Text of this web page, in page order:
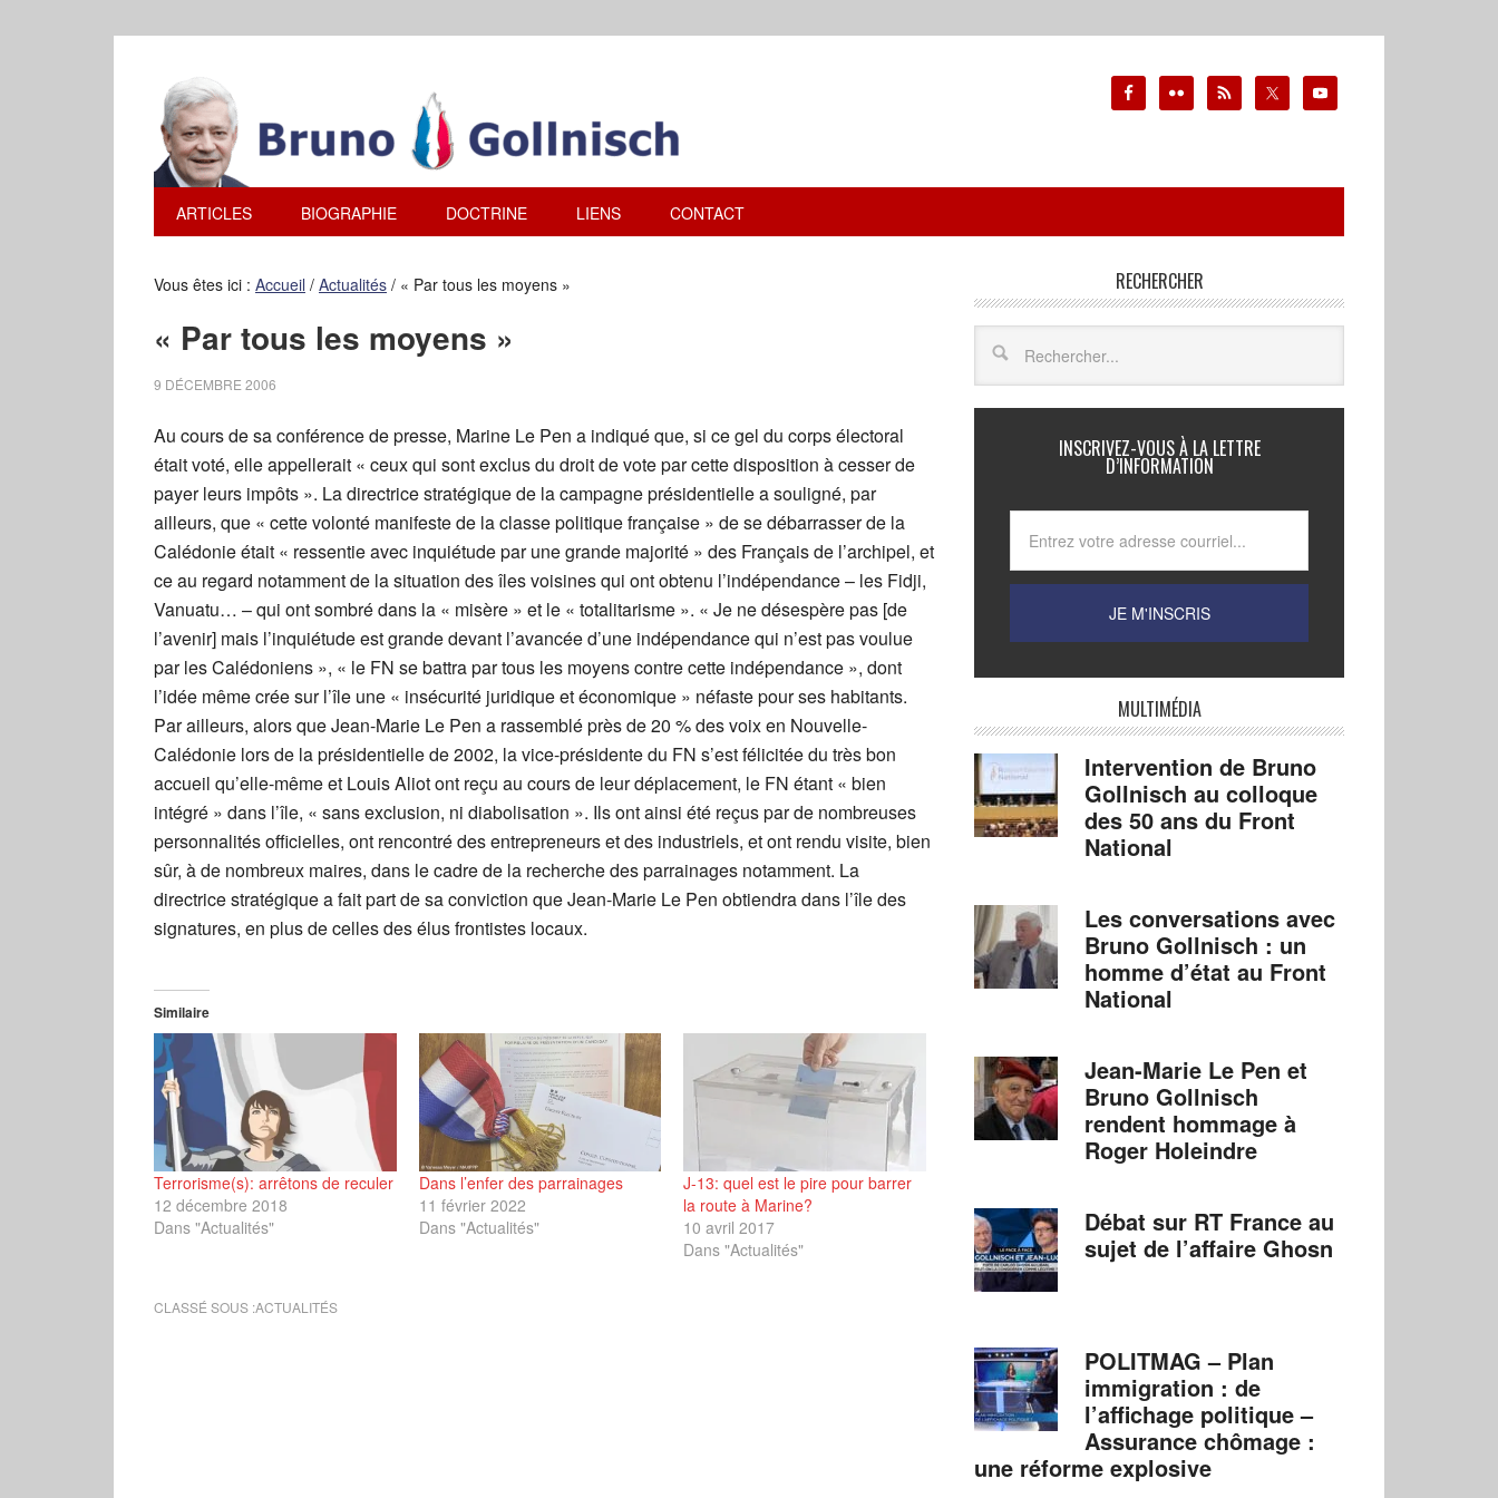
ARTICLES BIOGRAPHIE DOCTRINE LIENS CONTACT
Vous êtes ici : Accueil / Actualités / « Par tous les moyens »
« Par tous les moyens »
9 DÉCEMBRE 2006
Au cours de sa conférence de presse, Marine Le Pen a indiqué que, si ce gel du corps électoral
était voté, elle appellerait « ceux qui sont exclus du droit de vote par cette disposition à cesser de
payer leurs impôts ». La directrice stratégique de la campagne présidentielle a souligné, par
ailleurs, que « cette volonté manifeste de la classe politique française » de se débarrasser de la
Calédonie était « ressentie avec inquiétude par une grande majorité » des Français de l’archipel, et
ce au regard notamment de la situation des îles voisines qui ont obtenu l’indépendance – les Fidji,
Vanuatu… – qui ont sombré dans la « misère » et le « totalitarisme ». « Je ne désespère pas [de
l’avenir] mais l’inquiétude est grande devant l’avancée d’une indépendance qui n’est pas voulue
par les Calédoniens », « le FN se battra par tous les moyens contre cette indépendance », dont
l’idée même crée sur l’île une « insécurité juridique et économique » néfaste pour ses habitants.
Par ailleurs, alors que Jean-Marie Le Pen a rassemblé près de 20 % des voix en Nouvelle-
Calédonie lors de la présidentielle de 2002, la vice-présidente du FN s’est félicitée du très bon
accueil qu’elle-même et Louis Aliot ont reçu au cours de leur déplacement, le FN étant « bien
intégré » dans l’île, « sans exclusion, ni diabolisation ». Ils ont ainsi été reçus par de nombreuses
personnalités officielles, ont rencontré des entrepreneurs et des industriels, et ont rendu visite, bien
sûr, à de nombreux maires, dans le cadre de la recherche des parrainages notamment. La
directrice stratégique a fait part de sa conviction que Jean-Marie Le Pen obtiendra dans l’île des
signatures, en plus de celles des élus frontistes locaux.
Similaire
Terrorisme(s): arrêtons de reculer
12 décembre 2018
Dans "Actualités"
Dans l’enfer des parrainages
11 février 2022
Dans "Actualités"
J-13: quel est le pire pour barrer
la route à Marine?
10 avril 2017
Dans "Actualités"
CLASSÉ SOUS :ACTUALITÉS
RECHERCHER
INSCRIVEZ-VOUS À LA LETTRE
D’INFORMATION
MULTIMÉDIA
Intervention de Bruno
Gollnisch au colloque
des 50 ans du Front
National
Les conversations avec
Bruno Gollnisch : un
homme d’état au Front
National
Jean-Marie Le Pen et
Bruno Gollnisch
rendent hommage à
Roger Holeindre
Débat sur RT France au
sujet de l’affaire Ghosn
POLITMAG – Plan
immigration : de
l’affichage politique –
Assurance chômage :
une réforme explosive